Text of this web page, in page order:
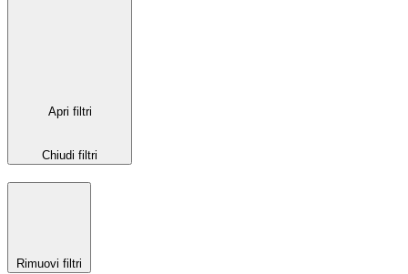
Apri filtri
Chiudi filtri
Rimuovi filtri